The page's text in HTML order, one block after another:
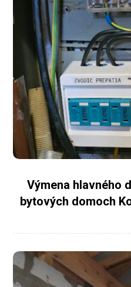
Výmena hlavného
bytových domoch